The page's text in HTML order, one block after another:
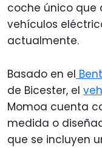
coche único
vehículos
actualmente.
Basado en el
de Bicester, el
Momoa cuenta
medida o
que se incluyen